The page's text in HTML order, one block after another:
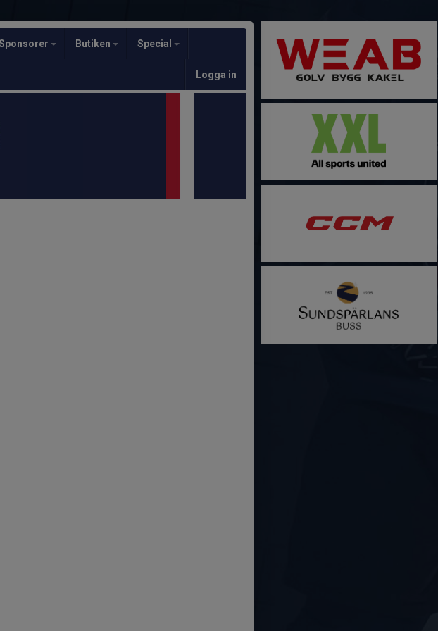
Butiken Special
Logga in